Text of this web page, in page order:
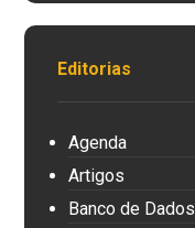
Editorias
Agenda
Artigos
Banco de Dados